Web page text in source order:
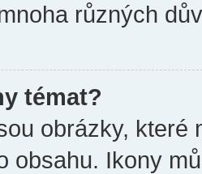
různých
témat?
obrázky,
obsahu. Ikony